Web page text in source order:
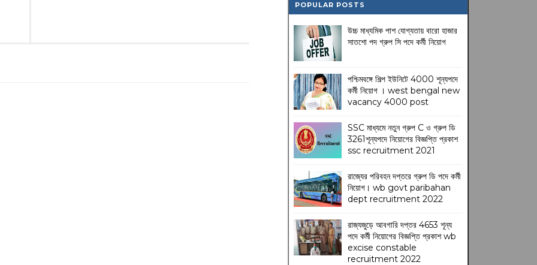
POPULAR POSTS
উচ্চ মাধ্যমিক পাশ যোগ্যতায় বারো হাজার
সাতশো পদ গ্রুপ সি পদে কর্মী নিয়োগ
পশ্চিমবঙ্গে শিল্প ইউনিটে 4000 শূন্যপদে
কর্মী নিয়োগ । west bengal new
vacancy 4000 post
SSC মাধ্যমে নতুন গ্রুপ C ও গ্রুপ ডি
3261শূন্যপদে নিয়োগের বিজ্ঞপ্তি প্রকাশ
ssc recruitment 2021
রাজ্যের পরিবহন দপ্তরে গ্রুপ ডি পদে কর্মী
নিয়োগ। wb govt paribahan
dept recruitment 2022
রাজ্যজুড়ে আবগারি দপ্তর 4653 শূন্য
পদে কর্মী নিয়োগের বিজ্ঞপ্তি প্রকাশ wb
excise constable
recruitment 2022